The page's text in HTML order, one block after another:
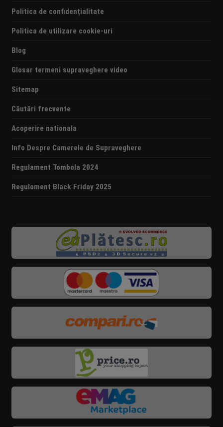
Politica de confidențialitate
Politica de utilizare cookie-uri
Blog
Glosar termeni supraveghere video
Sitemap
Căutări frecvente
Acoperire nationala
Info Despre Camerele de Supraveghere
Regulament Tombola 2024
Regulament Black Friday 2025